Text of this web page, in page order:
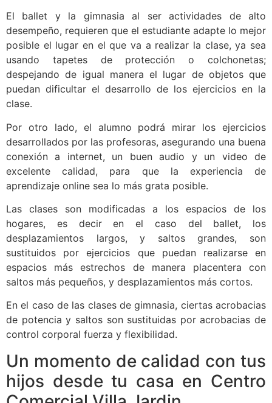
El ballet y la gimnasia al ser actividades de alto
desempeño, requieren que el estudiante adapte lo mejor
posible el lugar en el que va a realizar la clase, ya sea
usando tapetes de protección o colchonetas;
despejando de igual manera el lugar de objetos que
puedan dificultar el desarrollo de los ejercicios en la
clase.
Por otro lado, el alumno podrá mirar los ejercicios
desarrollados por las profesoras, asegurando una buena
conexión a internet, un buen audio y un video de
excelente calidad, para que la experiencia de
aprendizaje online sea lo más grata posible.
Las clases son modificadas a los espacios de los
hogares, es decir en el caso del ballet, los
desplazamientos largos, y saltos grandes, son
sustituidos por ejercicios que puedan realizarse en
espacios más estrechos de manera placentera con
saltos más pequeños, y desplazamientos más cortos.
En el caso de las clases de gimnasia, ciertas acrobacias
de potencia y saltos son sustituidas por acrobacias de
control corporal fuerza y flexibilidad.
Un momento de calidad con tus
hijos desde tu casa en Centro